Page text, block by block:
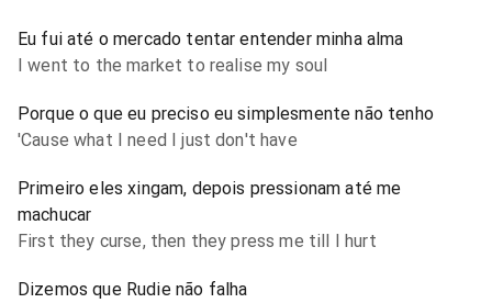
Eu fui até o mercado tentar entender minha alma
I went to the market to realise my soul
Porque o que eu preciso eu simplesmente não tenho
'Cause what I need I just don't have
Primeiro eles xingam, depois pressionam até me
machucar
First they curse, then they press me till I hurt
Dizemos que Rudie não falha